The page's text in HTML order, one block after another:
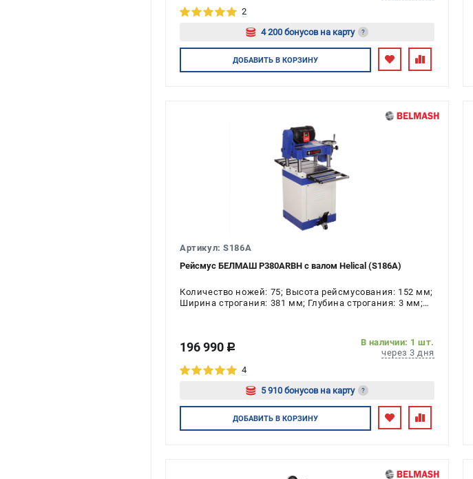
2
4 200 бонусов на карту
?
Авторизуйтесь
ДОБАВИТЬВ КОРЗИНУ
Артикул: S186A
Рейсмус БЕЛМАШ P380АRBH с валом Helical (S186A)
Количество ножей: 75; Высота рейсмусования: 152 мм;
Ширина строгания: 381 мм; Глубина строгания: 3 мм;
196 990 c
В наличии: 1 шт.
через 3 дня
4
5 910 бонусов на карту
?
Авторизуйтесь
ДОБАВИТЬВ КОРЗИНУ